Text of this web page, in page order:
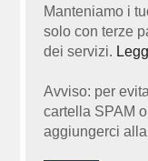
Manteniamo i
solo con terze
dei servizi.
Avviso: per
cartella SPAM
aggiungerci